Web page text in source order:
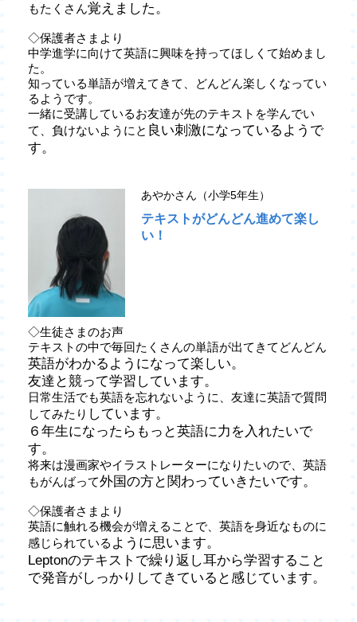
もたくさん覚えました。
◇保護者さまより
中学進学に向けて英語に興味を持ってほしくて始めまし
た。
知っている単語が増えてきて、どんどん楽しくなってい
るようです。
一緒に受講しているお友達が先のテキストを学んでい
て、負けないようにと 良い刺激になっているようで
す。
あやかさん（小学5年生）
テキストがどんどん進めて楽し
い！
◇生徒さまのお声
テキストの中で毎回たくさんの単語が出てきてどんどん
英語がわかるようになって楽しい。
友達と競って学習しています。
日常生活でも英語を忘れないように、友達に英語で質問
してみたり しています。
６年生になったらもっと英語に力を入れたいで
す。
将来は漫画家やイラストレーターになりたいので、英語
もがんばって外国の方と関わっていきたいです。
◇保護者さまより
英語に触れる機会が増えることで、英語を身近なものに
感じられている ように思います。
Leptonのテキストで繰り返し耳から学習すること
で発音がしっかりしてきていると感じています。